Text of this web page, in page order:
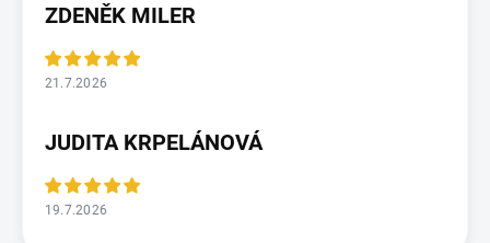
ZDENĚK MILER
21.7.2026
JUDITA KRPELÁNOVÁ
19.7.2026